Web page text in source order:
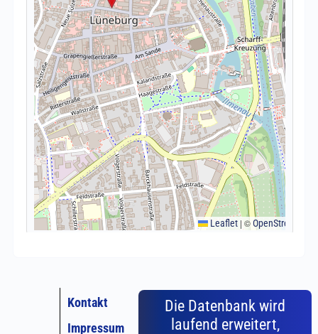
Kontakt
Impressum
Die Datenbank wird
laufend erweitert,